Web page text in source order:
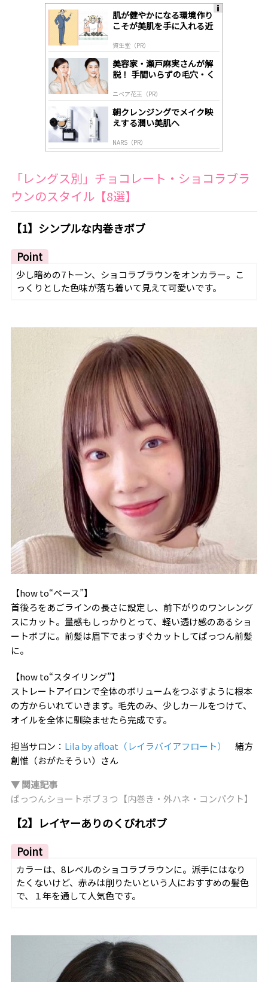
肌が健やかになる環境作り
こそが美肌を手に入れる近
資生堂（PR）
美容家・瀬戸麻実さんが解
説！ 手間いらずの毛穴・く
ニベア花王（PR）
朝クレンジングでメイク映
えする潤い美肌へ
NARS（PR）
「レングス別」チョコレート・ショコラブラ
ウンのスタイル【8選】
【1】シンプルな内巻きボブ
Point
少し暗めの7トーン、ショコラブラウンをオンカラー。こ
っくりとした色味が落ち着いて見えて可愛いです。
【how to“ベース”】
首後ろをあごラインの長さに設定し、前下がりのワンレング
スにカット。量感もしっかりとって、軽い透け感のあるショ
ートボブに。前髪は眉下でまっすぐカットしてぱっつん前髪
に。
【how to“スタイリング”】
ストレートアイロンで全体のボリュームをつぶすように根本
の方からいれていきます。毛先のみ、少しカールをつけて、
オイルを全体に馴染ませたら完成です。
担当サロン： Lila by afloat（レイラバイアフロート）
緒方
創惟（おがたそうい）さん
▼ 関連記事
ぱっつんショートボブ３つ【内巻き・外ハネ・コンパクト】
【2】レイヤーありのくびれボブ
Point
カラーは、8レベルのショコラブラウンに。派手にはなり
たくないけど、赤みは削りたいという人におすすめの髪色
で、１年を通して人気色です。